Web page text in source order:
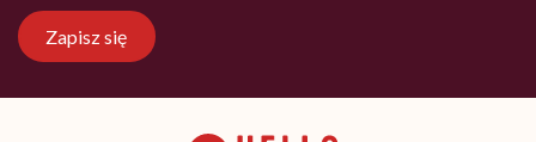
Zapisz się